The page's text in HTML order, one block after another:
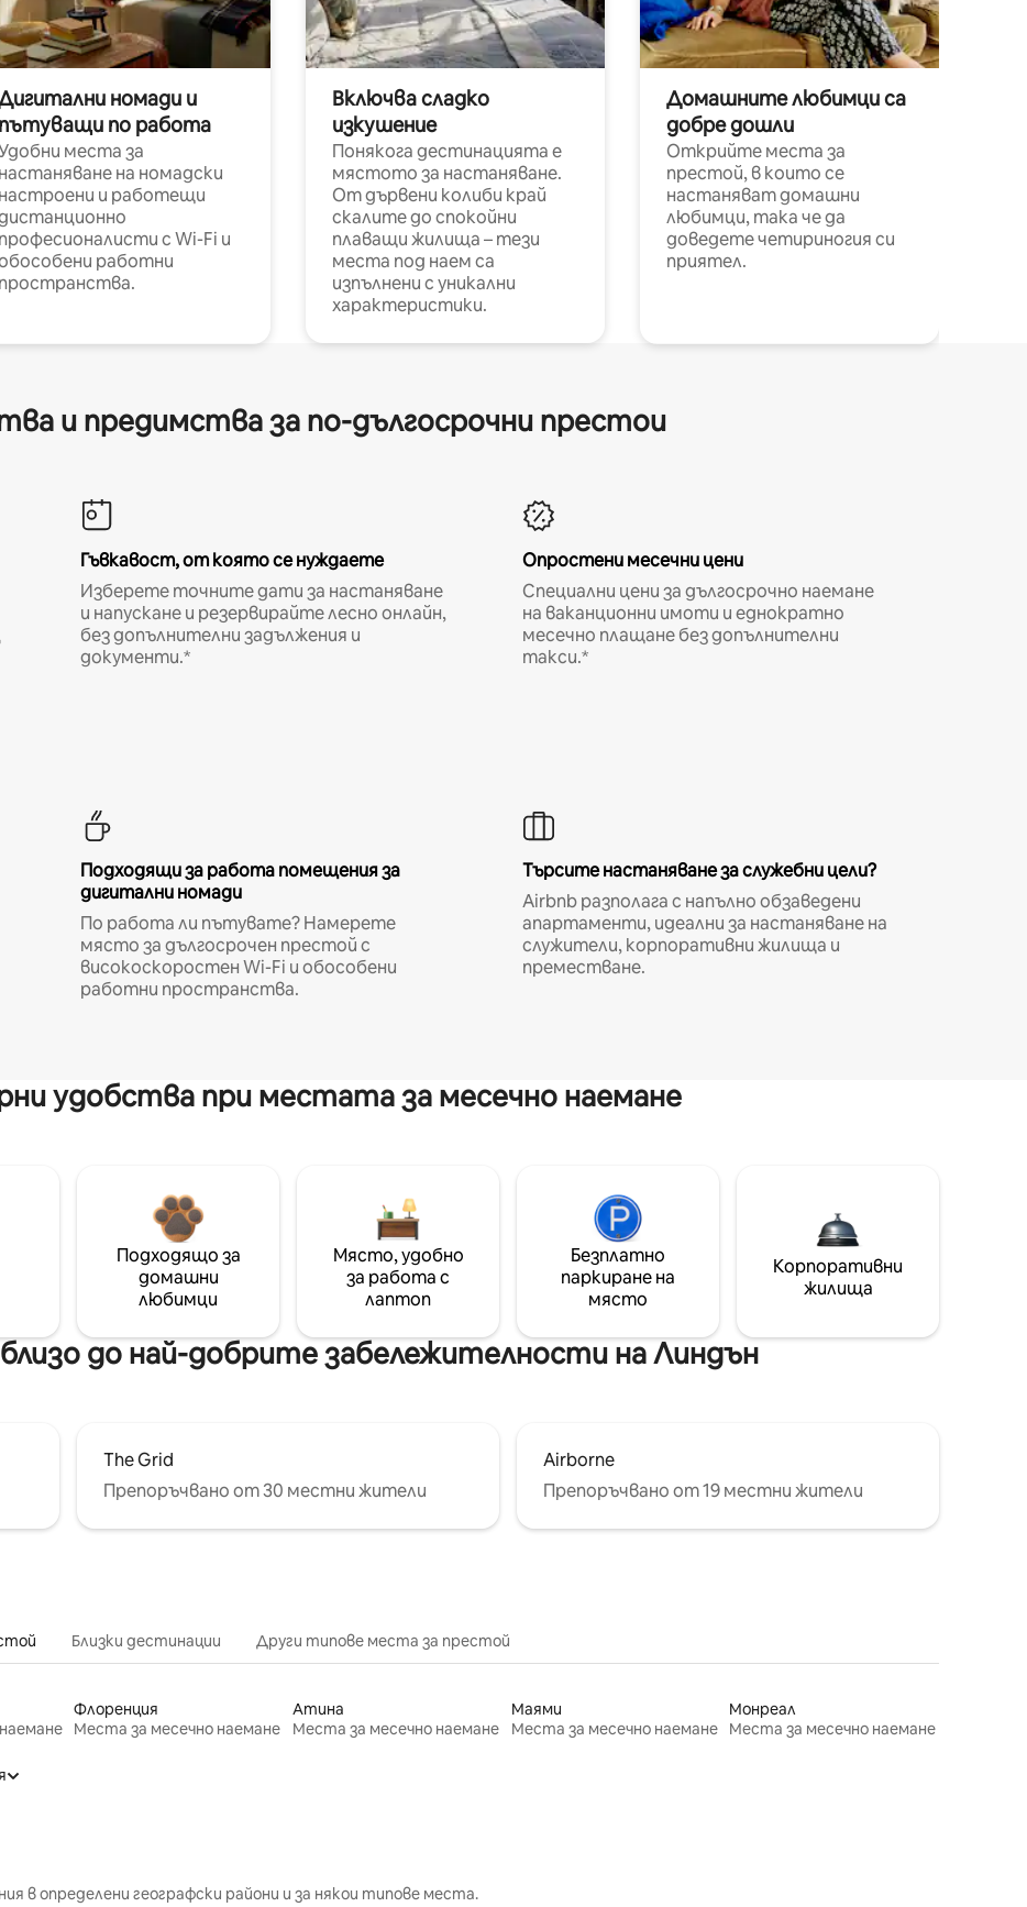
номади и
пътуващи по работа
места за
настаняване на номадски
настроени и работещи
професионалисти с Wi-Fi и
работни
пространства.
Включва сладко
изкушение
Понякога дестинацията е
мястото за настаняване.
От дървени колиби край
скалите до спокойни
плаващи жилища – тези
места под наем са
изпълнени с уникални
характеристики.
Домашните любимци са
добре дошли
Открийте места за
престой, в които се
настаняват домашни
любимци, така че да
доведете четириногия си
приятел.
и предимства за по-дългосрочни престои
Гъвкавост, от която се нуждаете
Изберете точните дати за настаняване
и напускане и резервирайте лесно онлайн,
без допълнителни задължения и
документи.*
Опростени месечни цени
Специални цени за дългосрочно наемане
на ваканционни имоти и еднократно
месечно плащане без допълнителни
такси.*
Подходящи за работа помещения за
дигитални номади
По работа ли пътувате? Намерете
място за дългосрочен престой с
високоскоростен Wi-Fi и обособени
работни пространства.
Търсите настаняване за служебни цели?
Airbnb разполага с напълно обзаведени
апартаменти, идеални за настаняване на
служители, корпоративни жилища и
преместване.
удобства при местата за месечно наемане
Подходящо за
домашни
любимци
Място, удобно
за работа с
лаптоп
Безплатно
паркиране на
място
Корпоративни
жилища
до най-добрите забележителности на Линдън
The Grid
Препоръчвано от 30 местни жители
Airborne
Препоръчвано от 19 местни жители
Близки дестинации Други типове места за престой
Флоренция
Места за месечно наемане
Атина
Места за месечно наемане
Маями
Места за месечно наемане
Монреал
Места за месечно наемане
в определени географски райони и за някои типове места.